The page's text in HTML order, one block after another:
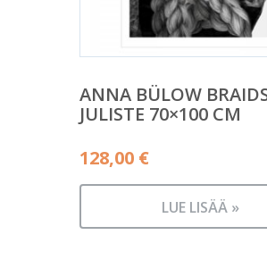
ANNA BÜLOW
JULISTE 70×100 CM
128,00 €
LUE LISÄÄ »